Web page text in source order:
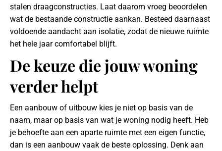
stalen draagconstructies. Laat daarom vroeg beoordelen
wat de bestaande constructie aankan. Besteed daarnaast
voldoende aandacht aan isolatie, zodat de nieuwe ruimte
het hele jaar comfortabel blijft.
De keuze die jouw woning
verder helpt
Een aanbouw of uitbouw kies je niet op basis van de
naam, maar op basis van wat je woning nodig heeft. Heb
je behoefte aan een aparte ruimte met een eigen functie,
dan is een aanbouw vaak de beste oplossing. Denk aan